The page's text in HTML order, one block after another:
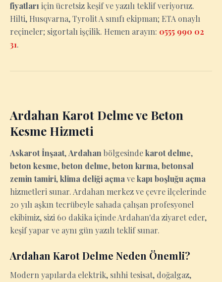
fiyatları için ücretsiz keşif ve yazılı teklif veriyoruz.
Hilti, Husqvarna, Tyrolit A sınıfı ekipman; ETA onaylı
reçineler; sigortalı işçilik. Hemen arayın: 0555 990 02
31.
Ardahan Karot Delme ve Beton
Kesme Hizmeti
Askarot İnşaat,Ardahan bölgesindekarot delme,
beton kesme,beton delme,beton kırma,betonsal
zemin tamiri,klima deliği açma vekapı boşluğu açma
hizmetleri sunar. Ardahan merkez ve çevre ilçelerinde
20 yılı aşkın tecrübeyle sahada çalışan profesyonel
ekibimiz, sizi 60 dakika içinde Ardahan'da ziyaret eder,
keşif yapar ve aynı gün yazılı teklif sunar.
Ardahan Karot Delme Neden Önemli?
Modern yapılarda elektrik, sıhhi tesisat, doğalgaz,